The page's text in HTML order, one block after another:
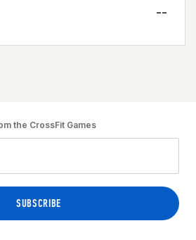
--
the CrossFit Games